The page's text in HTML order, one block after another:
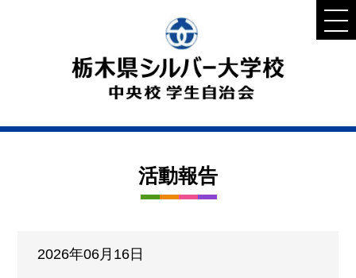
活動報告
2026年06月16日